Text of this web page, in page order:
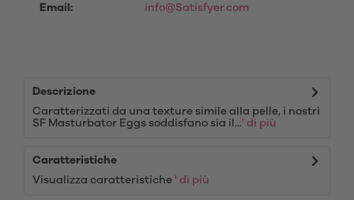
Email:
info@Satisfyer.com
Descrizione
Caratterizzati da una texture simile alla pelle, i nostri
SF Masturbator Eggs soddisfano sia il...' di più
Caratteristiche
Visualizza caratteristiche ' di più